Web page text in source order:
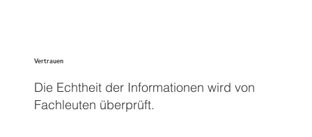
Vertrauen
Die Echtheit der Informationen wird von
Fachleuten überprüft.